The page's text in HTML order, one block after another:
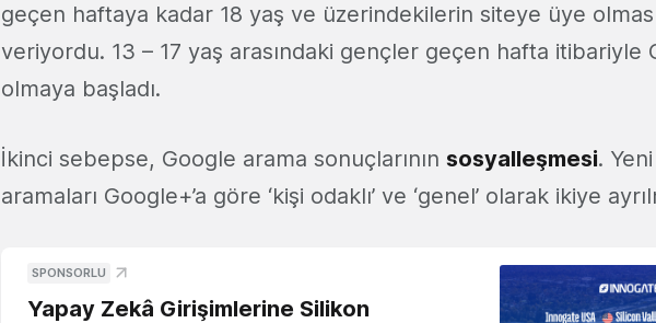
geçen haftaya kadar 18 yaş ve üzerindekilerin siteye üye
veriyordu. 13 – 17 yaş arasındaki gençler geçen hafta itibariyle
olmaya başladı.
İkinci sebepse, Google arama sonuçlarının sosyalleşmesi.
aramaları Google+’a göre ‘kişi odaklı’ ve ‘genel’ olarak ikiye
SPONSORLU
Yapay Zekâ Girişimlerine Silikon